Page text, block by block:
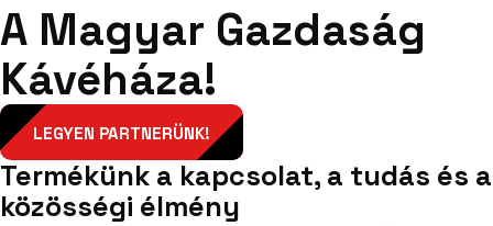
A Magyar Gazdaság
Kávéháza!
LEGYEN PARTNERÜNK!
Termékünk a kapcsolat, a tudás és a
közösségi élmény